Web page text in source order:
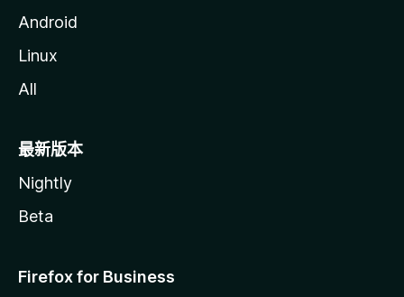
Android
Linux
All
最新版本
Nightly
Beta
Firefox for Business